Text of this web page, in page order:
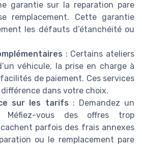
garantie sur la reparation pare
remplacement. Cette garantie
les défauts d’étanchéité ou
: Certains ateliers
véhicule, la prise en charge à
de paiement. Ces services
dans votre choix.
sur les tarifs : Demandez un
Méfiez-vous des offres trop
parfois des frais annexes
ou le remplacement pare